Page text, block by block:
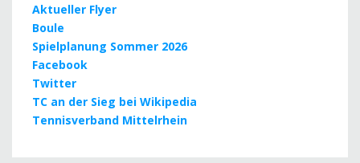
Aktueller Flyer
Boule
Spielplanung Sommer 2026
Facebook
Twitter
TC an der Sieg bei Wikipedia
Tennisverband Mittelrhein